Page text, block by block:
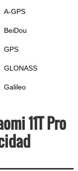
A-GPS
BeiDou
GPS
GLONASS
Galileo
11T Pro